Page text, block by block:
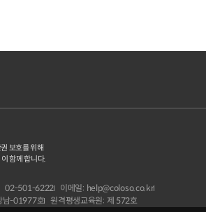
보호를 위해
이 함께 합니다.
02-501-6222
이메일: help@coloso.co.kr
남-01977호 원격평생교육원: 제 572호